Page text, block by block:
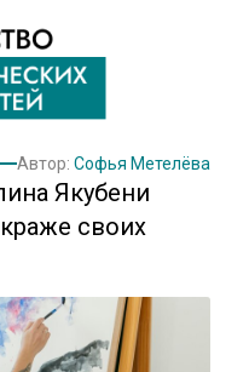
Автор: Софья Метелёва
Якубени
своих